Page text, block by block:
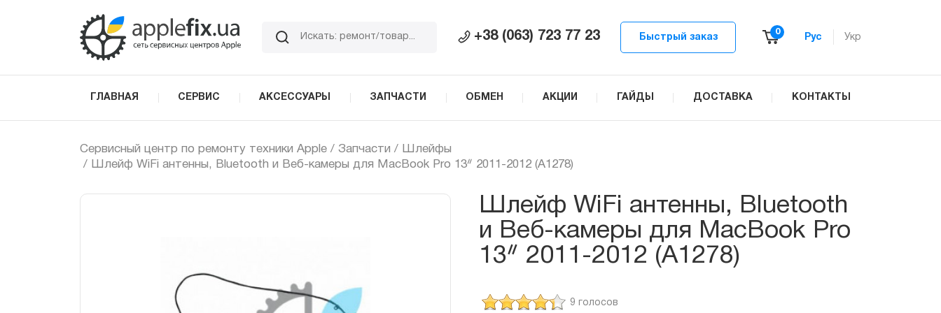
+38 (063) 723 77 23 Быстрый заказ
0
Рус Укр
ГЛАВНАЯ СЕРВИС АКСЕССУАРЫ ЗАПЧАСТИ ОБМЕН АКЦИИ ГАЙДЫ ДОСТАВКА КОНТАКТЫ
Сервисный центр по ремонту техники Apple / Запчасти / Шлейфы
/ Шлейф WiFi антенны, Bluetooth и Веб-камеры для MacBook Pro 13ᐥ 2011-2012 (A1278)
Шлейф WiFi антенны, Bluetooth
и Веб-камеры для MacBook Pro
13ᐥ 2011-2012 (A1278)
9 голосов